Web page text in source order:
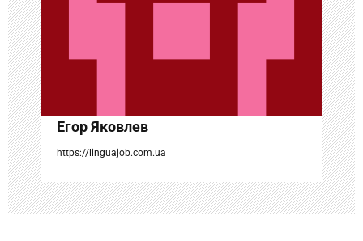
а
п
и
с
я
м
Егор Яковлев
https://linguajob.com.ua